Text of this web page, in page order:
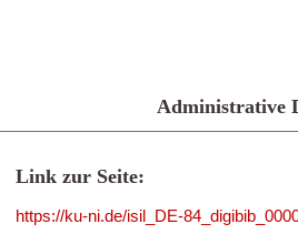
Administrative
Link zur Seite:
https://ku-ni.de/isil_DE-